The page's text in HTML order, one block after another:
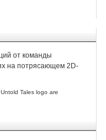
от команды
на потрясающем 2D-
Tales logo are